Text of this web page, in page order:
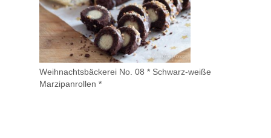
Weihnachtsbäckerei No. 08 * Schwarz-weiße
Marzipanrollen *